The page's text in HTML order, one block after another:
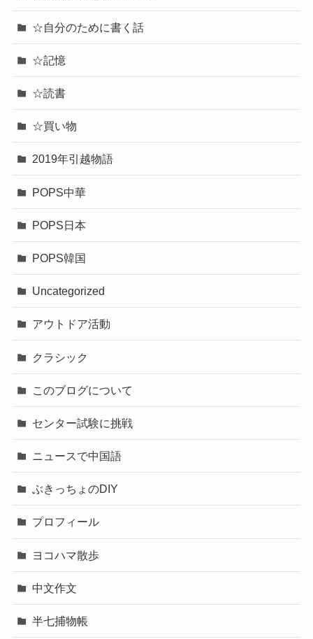
☆自分のために書く話
☆記憶
☆読書
☆買い物
2019年引越物語
POPS中華
POPS日本
POPS韓国
Uncategorized
アウトドア活動
クラシック
このブログについて
センター試験に挑戦
ニュースで中国語
ぶきっちょのDIY
プロフィール
ヨコハマ散歩
中文作文
半七捕物帳